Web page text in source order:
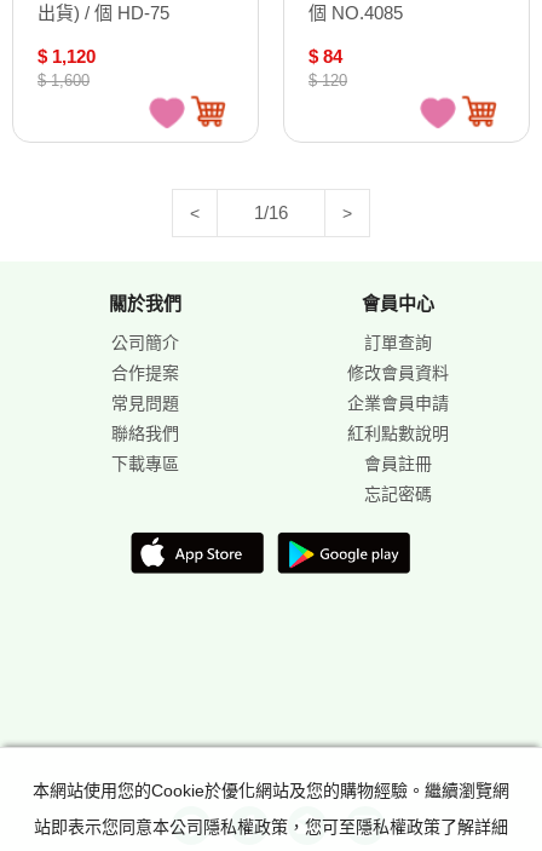
出貨) / 個 HD-75
$ 1,120
$ 1,600
個 NO.4085
$ 84
$ 120
< 1/16 >
關於我們
公司簡介
合作提案
常見問題
聯絡我們
下載專區
會員中心
訂單查詢
修改會員資料
企業會員申請
紅利點數說明
會員註冊
忘記密碼
本網站使用您的Cookie於優化網站及您的購物經驗。繼續瀏覽網
站即表示您同意本公司隱私權政策，您可至隱私權政策了解詳細